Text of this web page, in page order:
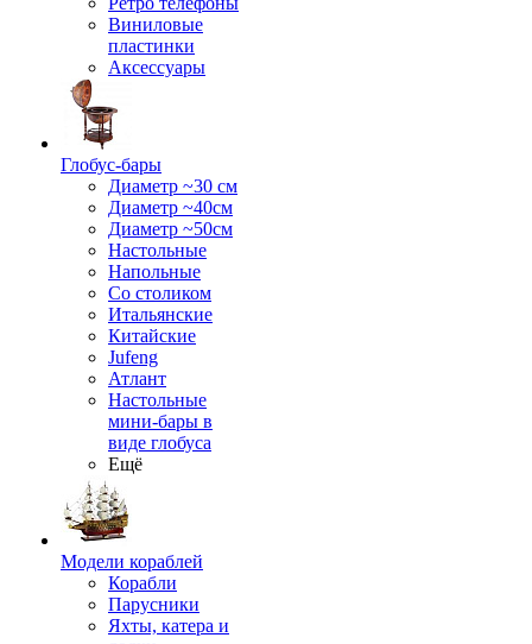
Виниловые
пластинки
Аксессуары
Глобус-бары
Диаметр ~30 см
Диаметр ~40см
Диаметр ~50см
Настольные
Напольные
Со столиком
Итальянские
Китайские
Jufeng
Атлант
Настольные
мини-бары в
виде глобуса
Ещё
Модели кораблей
Корабли
Парусники
Яхты, катера и